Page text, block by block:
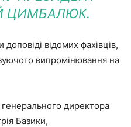
ЦИМБАЛЮК.
відомих фахівців,
випромінювання на
директора
Базики,